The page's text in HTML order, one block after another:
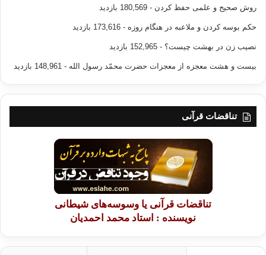
روش صحیح و علمی حفظ کردن - 180,569 بازدید
حکم بوسه کردن و ملاعبه در هنگام روزه - 173,616 بازدید
نصیب زن در بهشت چیست؟ - 152,965 بازدید
بیست و هشت معجزه از معجزات حضرت محمّد رسول الله - 148,961 بازدید
تناقضات قرآنی
تناقضات قرآنی یا وسوسه‌های شیطانی
نویسنده : استاد محمد احمدیان